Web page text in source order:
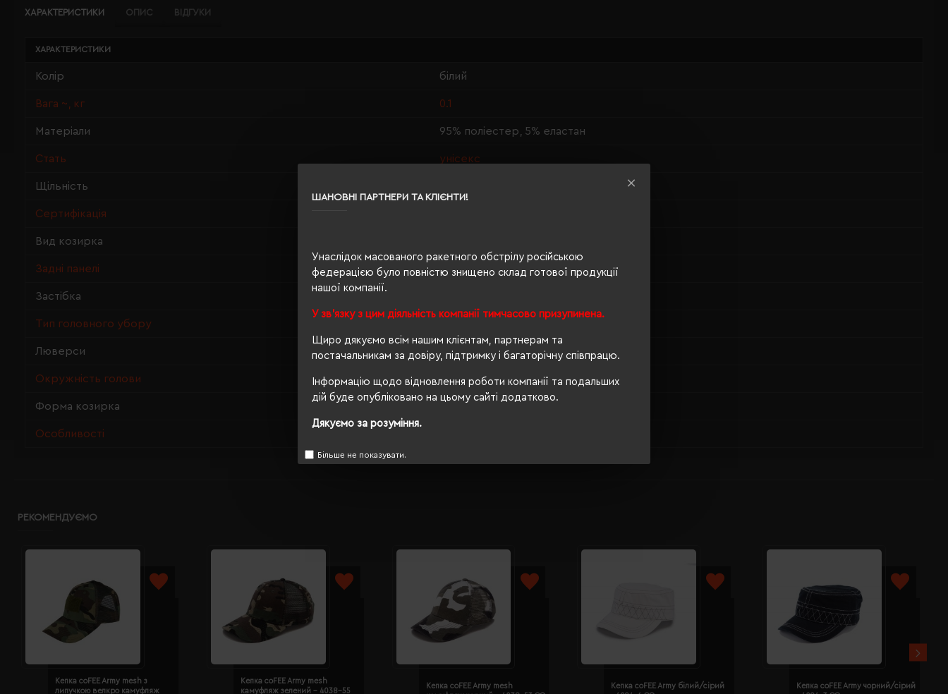
ШАНОВНІ ПАРТНЕРИ ТА КЛІЄНТИ!
Унаслідок масованого ракетного обстрілу російською
федерацією було повністю знищено склад готової продукції
нашої компанії.
У зв'язку з цим діяльність компанії тимчасово призупинена.
Щиро дякуємо всім нашим клієнтам, партнерам та
постачальникам за довіру, підтримку і багаторічну співпрацю.
Інформацію щодо відновлення роботи компанії та подальших
дій буде опубліковано на цьому сайті додатково.
Дякуємо за розуміння.
Більше не показувати.
ХАРАКТЕРИСТИКИ ОПИС ВІДГУКИ
ХАРАКТЕРИСТИКИ
Колір білий
Вага ~, кг 0.1
Матеріали 95% поліестер, 5% еластан
Стать унісекс
Щільність
Сертифікація
Вид козирка
Задні панелі тканина
Застібка
Тип головного убору
Люверси вишивка
Окружність голови 56-58 см
Форма козирка вигнутий
Особливості
РЕКОМЕНДУЄМО
Кепка coFEE Army mesh з
липучкою велкро камуфляж
Кепка coFEE Army mesh
камуфляж зелений - 4038-55
Кепка coFEE Army mesh
Кепка coFEE Army білий/сірий
Кепка coFEE Army чорний/сірий